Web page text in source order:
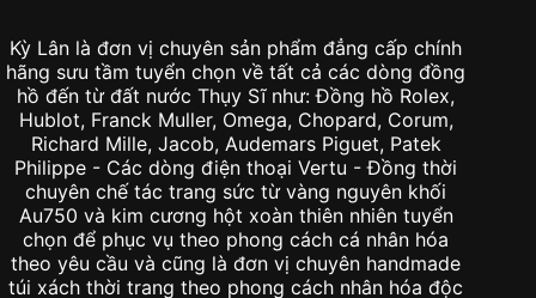
Kỳ Lân là đơn vị chuyên sản phẩm đẳng cấp chính
hãng sưu tầm tuyển chọn về tất cả các dòng đồng
hồ đến từ đất nước Thụy Sĩ như: Đồng hồ Rolex,
Hublot, Franck Muller, Omega, Chopard, Corum,
Richard Mille, Jacob, Audemars Piguet, Patek
Philippe - Các dòng điện thoại Vertu - Đồng thời
chuyên chế tác trang sức từ vàng nguyên khối
Au750 và kim cương hột xoàn thiên nhiên tuyển
chọn để phục vụ theo phong cách cá nhân hóa
theo yêu cầu và cũng là đơn vị chuyên handmade
túi xách thời trang theo phong cách nhân hóa độc